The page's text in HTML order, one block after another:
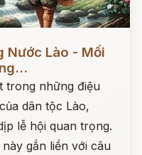
Nước Lào - Mối
trong những điệu
dân tộc Lào,
lễ hội quan trọng.
gắn liền với câu